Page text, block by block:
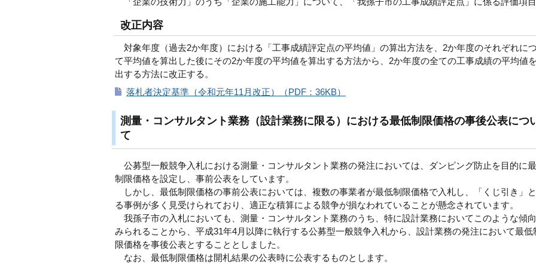
改正内容
対象年度（過去2か年度）における「工事成績評定点の平均値」の算出方法を、2か年度のそれぞれに
て平均値を算出した後にその2か年度の平均値を算出する方法から、2か年度の全ての工事成績の平均値
出する方法に改正する。
落札者決定基準（令和元年11月改正）（PDF：36KB）
測量・コンサルタント業務（設計業務に限る）における最低制限価格の事後公表につ
て
公募型一般競争入札における測量・コンサルタント業務の発注においては、ダンピング防止を目的に
制限価格を設定し、事前公表をしています。
しかし、最低制限価格の事前公表においては、複数の事業者が最低制限価格で入札し、「くじ引き」
る事例が多く見受けられており、適正な積算による競争が損なわれていることが懸念されています。
我孫子市の入札においても、測量・コンサルタント業務のうち、特に設計業務においてこのような傾
みられることから、平成31年4月以降に執行する公募型一般競争入札から、設計業務の発注において最低
限価格を事後公表とすることとしました。
なお、最低制限価格は開札結果の公表時に公表するものとします。